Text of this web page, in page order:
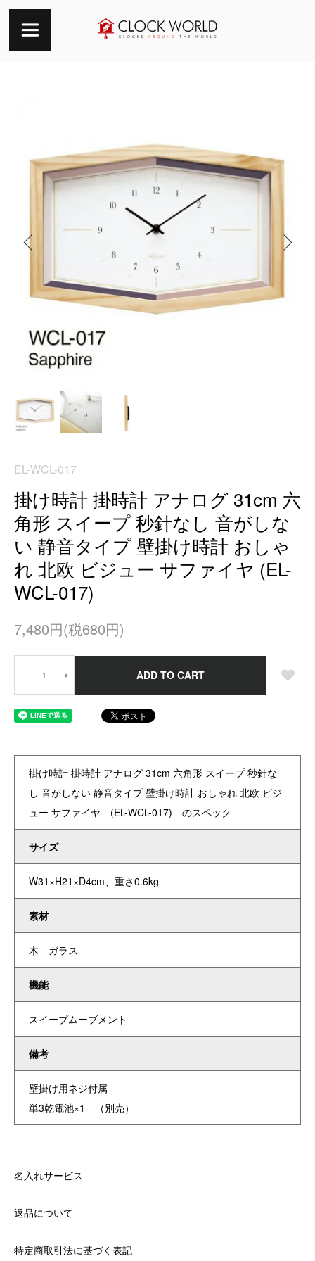
EL-WCL-017
掛け時計 掛時計 アナログ 31cm 六
角形 スイープ 秒針なし 音がしな
い 静音タイプ 壁掛け時計 おしゃ
れ 北欧 ビジュー サファイヤ (EL-
WCL-017)
7,480円(税680円)
＋ ADD TO CART
掛け時計 掛時計 アナログ 31cm 六角形 スイープ 秒針な
し 音がしない 静音タイプ 壁掛け時計 おしゃれ 北欧 ビジ
ュー サファイヤ (EL-WCL-017) のスペック
サイズ
W31×H21×D4cm、重さ0.6kg
素材
木 ガラス
機能
スイープムーブメント
備考
壁掛け用ネジ付属
単3乾電池×1 （別売）
名入れサービス
返品について
特定商取引法に基づく表記